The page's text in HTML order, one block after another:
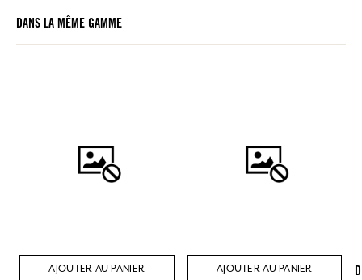
DANS LA MÊME GAMME
AJOUTER AU PANIER AJOUTER AU PANIER